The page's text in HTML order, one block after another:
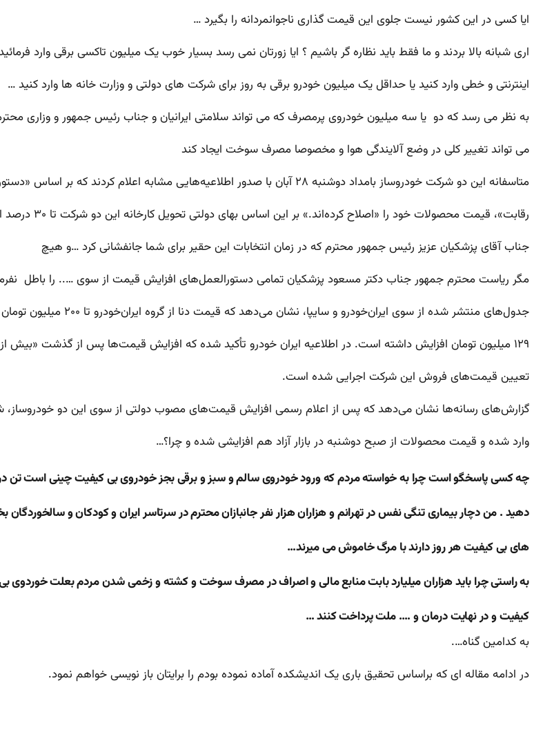
ایا کسی در این کشور نیست جلوی این قیمت گذاری ناجوانمردانه را بگیرد …
اری شبانه بالا بردند و ما فقط باید نظاره گر باشیم ؟ ایا زورتان نمی رسد بسیار خوب یک میلیون تاکسی برقی وارد
اینترنتی و خطی وارد کنید یا حداقل یک میلیون خودرو برقی به روز برای شرکت های دولتی و وزارت خانه ها وارد کنید …
به نظر می رسد که دو یا سه میلیون خودروی پرمصرف که می تواند سلامتی ایرانیان و جناب رئیس جمهور و وزاری
می تواند تغییر کلی در وضع آلایندگی هوا و مخصوصا مصرف سوخت ایجاد کند
متاسفانه این دو شرکت خودروساز بامداد دوشنبه ۲۸ آبان‌ با صدور اطلاعیه‌هایی مشابه اعلام کردند که بر اساس «دستورالعمل تنظیم بازار شورای
رقابت»، قیمت محصولات خود را «اصلاح کرده‌اند.» بر این اساس بهای دولتی تحویل کارخانه این دو شرکت تا ۳۰ درصد افزایش یافته است.
جناب آقای پزشکیان عزیز رئیس جمهور محترم که در زمان انتخابات این حقیر برای شما جانفشانی کرد …و هیچ
مگر ریاست محترم جمهور جناب دکتر مسعود پزشکیان تمامی دستورالعمل‌های افزایش قیمت از سوی ….. را باطل
جدول‌های منتشر شده از سوی ایران‌خودرو و سایپا، نشان می‌دهد که قیمت دنا از گروه ایران‌خودرو تا ۲۰۰ میلیون تومان و قیمت شاهین از گروه سایپا
۱۲۹ میلیون تومان افزایش داشته است. در اطلاعیه ایران خودرو تأکید شده که افزایش قیمت‌ها پس از گذشت «بیش از یک سال» از آخرین تاریخ
تعیین قیمت‌های فروش این شرکت اجرایی شده است.
گزارش‌های رسانه‌ها نشان می‌دهد که پس از اعلام رسمی افزایش قیمت‌های مصوب دولتی از سوی این دو خودروساز،
وارد شده و قیمت محصولات از صبح دوشنبه در بازار آزاد هم افزایشی شده و چرا؟…
چه کسی پاسخگو است چرا به خواسته مردم که ورود خودروی سالم و سبز و برقی بجز خودروی بی کیفیت چینی است تن
دهید . من دچار بیماری تنگی نفس در تهرانم و هزاران هزار نفر جانبازان محترم در سرتاسر ایران و کودکان و سالخوردگان
های بی کیفیت هر روز دارند با مرگ خاموش می میرند…
به راستی چرا باید هزاران میلیارد بابت منابع مالی و اصراف در مصرف سوخت و کشته و زخمی شدن مردم بعلت خوردوی
کیفیت و در نهایت درمان و …. ملت پرداخت کنند …
به کدامین گناه….
در ادامه مقاله ای که براساس تحقیق باری یک اندیشکده آماده نموده بودم را برایتان باز نویسی خواهم نمود.